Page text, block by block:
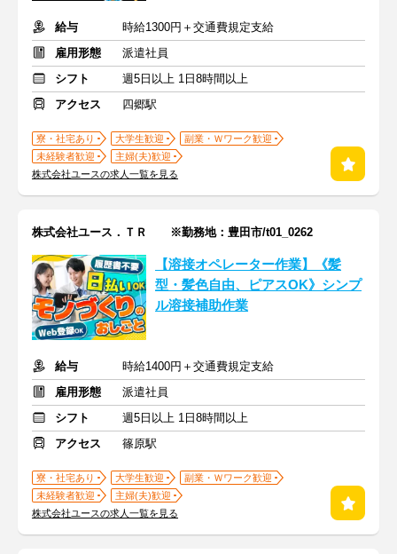
給与
時給1300円＋交通費規定支給
雇用形態
派遣社員
シフト
週5日以上 1日8時間以上
アクセス
四郷駅
寮・社宅あり 大学生歓迎
副業・Ｗワーク歓迎
未経験者歓迎
主婦(夫)歓迎
株式会社ユースの求人一覧を見る
株式会社ユース．ＴＲ ※勤務地：豊田市/t01_0262
【溶接オペレーター作業】《髪
型・髪色自由、ピアスOK》シンプ
ル溶接補助作業
給与
時給1400円＋交通費規定支給
雇用形態
派遣社員
シフト
週5日以上 1日8時間以上
アクセス
篠原駅
寮・社宅あり 大学生歓迎
副業・Ｗワーク歓迎
未経験者歓迎
主婦(夫)歓迎
株式会社ユースの求人一覧を見る